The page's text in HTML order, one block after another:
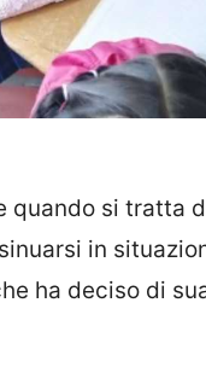
quando si tratta
in
ha deciso di